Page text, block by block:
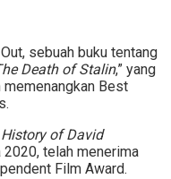
sebuah buku tentang
Death of Stalin,” yang
memenangkan Best
of David
2020, telah menerima
Film Award.